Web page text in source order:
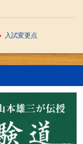
入試変更点